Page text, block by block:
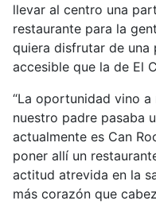
llevar al centro una
restaurante para la
quiera disfrutar de una
accesible que la de El
“La oportunidad vino
nuestro padre pasaba
actualmente es Can
poner allí un
actitud atrevida en la
más corazón que